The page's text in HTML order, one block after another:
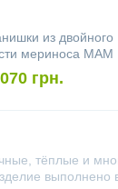
из двойного
мериноса MAM
(размер S,
чёрный)
грн.
тёплые и
выполнено